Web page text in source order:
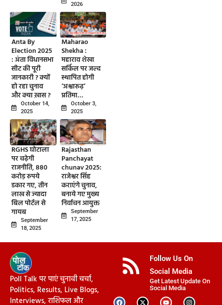
2026
Anta By
Election 2025
: अंता विधानसभा
सीट की पूरी
जानकारी ? क्यों
हो रहा चुनाव
और क्या ख़ास ?
October 14,
2025
Maharao
Shekha :
महाराव शेखा
सर्किल पर जल्द
स्थापित होगी
‘अश्वारूढ़’
प्रतिमा…
October 3,
2025
RGHS घोटाला
पर चढ़ेगी
राजनीति, 880
करोड़ रुपये
डकार गए, तीन
लाख से ज्यादा
बिल पोर्टल से
गायब
September
18, 2025
Rajasthan
Panchayat
chunav 2025:
राजेश्वर सिंह
कराएंगे चुनाव,
बनाये गए मुख्य
निर्वाचन आयुक्त
September
17, 2025
Poll Talk पर पाएं चुनावी चर्चा,
Politics, Results, Live Blogs,
Interviews, राशिफल और
Follow Us On
Social Media
Get Latest Update On
Social Media